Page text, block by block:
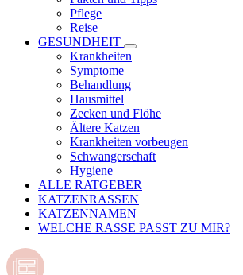
Pflege
Reise
GESUNDHEIT
Krankheiten
Symptome
Behandlung
Hausmittel
Zecken und Flöhe
Ältere Katzen
Krankheiten vorbeugen
Schwangerschaft
Hygiene
ALLE RATGEBER
KATZENRASSEN
KATZENNAMEN
WELCHE RASSE PASST ZU MIR?